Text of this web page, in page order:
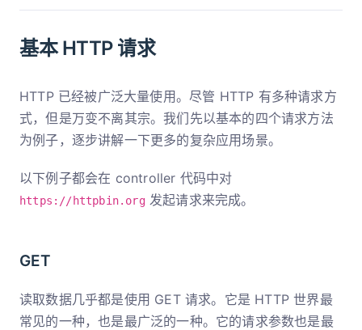
};
基本 HTTP 请求
HTTP 已经被广泛大量使用。尽管 HTTP 有多种请求方
式，但是万变不离其宗。我们先以基本的四个请求方法
为例子，逐步讲解一下更多的复杂应用场景。
以下例子都会在 controller 代码中对
https://httpbin.org发起请求来完成。
GET
读取数据几乎都是使用 GET 请求。它是 HTTP 世界最
常见的一种，也是最广泛的一种。它的请求参数也是最